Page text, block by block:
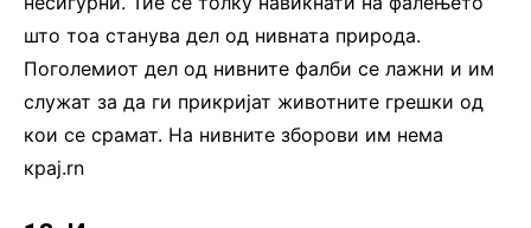
што тоа станува дел од нивната природа.
Поголемиот дел од нивните фалби се лажни и им
служат за да ги прикријат животните грешки од
кои се срамат. На нивните зборови им нема
крај.rn